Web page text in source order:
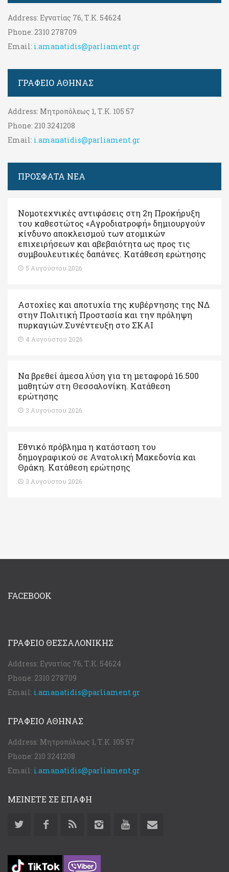
Address: Εγνατίας 76, Τ.Κ. 54624
Phone: 2310 278709
Email: i.amanatidis@parliament.gr
ΓΡΑΦΕΊΟ ΑΘΉΝΑΣ
Address: Μητροπόλεως 1, Τ.Κ. 105 57
Phone: 210 3241208
Email: i.amanatidis@parliament.gr
ΠΡΟΣΦΑΤΑ ΝΕΑ
Νομοτεχνικές αντιφάσεις στη 2η Προκήρυξη
του καθεστώτος «Αγροδιατροφή» δημιουργούν
κίνδυνο αποκλεισμού των ατομικών
επιχειρήσεων και αβεβαιότητα ως προς τις
συμβουλευτικές δαπάνες. Κατάθεση ερώτησης
5 Αυγούστου 2026
Αστοχίες και αποτυχία της κυβέρνησης της ΝΔ
στην Πολιτική Προστασία και την πρόληψη
πυρκαγιών.Συνέντευξη στο ΣΚΑΙ
4 Αυγούστου 2026
Να βρεθεί άμεσα λύση για τη μεταφορά 16.500
μαθητών στη Θεσσαλονίκη. Κατάθεση
ερώτησης
3 Αυγούστου 2026
Εθνικό πρόβλημα η κατάσταση του
δημογραφικού σε Ανατολική Μακεδονία και
Θράκη. Κατάθεση ερώτησης
3 Αυγούστου 2026
FACEBOOK
ΓΡΑΦΕΊΟ ΘΕΣΣΑΛΟΝΊΚΗΣ
Address: Εγνατίας 76, Τ.Κ. 54624
Phone: 2310 278709
Email: i.amanatidis@parliament.gr
ΓΡΑΦΕΊΟ ΑΘΉΝΑΣ
Address: Μητροπόλεως 1, Τ.Κ. 105 57
Phone: 210 3241208
Email: i.amanatidis@parliament.gr
ΜΕΙΝΕΤΕ ΣΕ ΕΠΑΦΗ